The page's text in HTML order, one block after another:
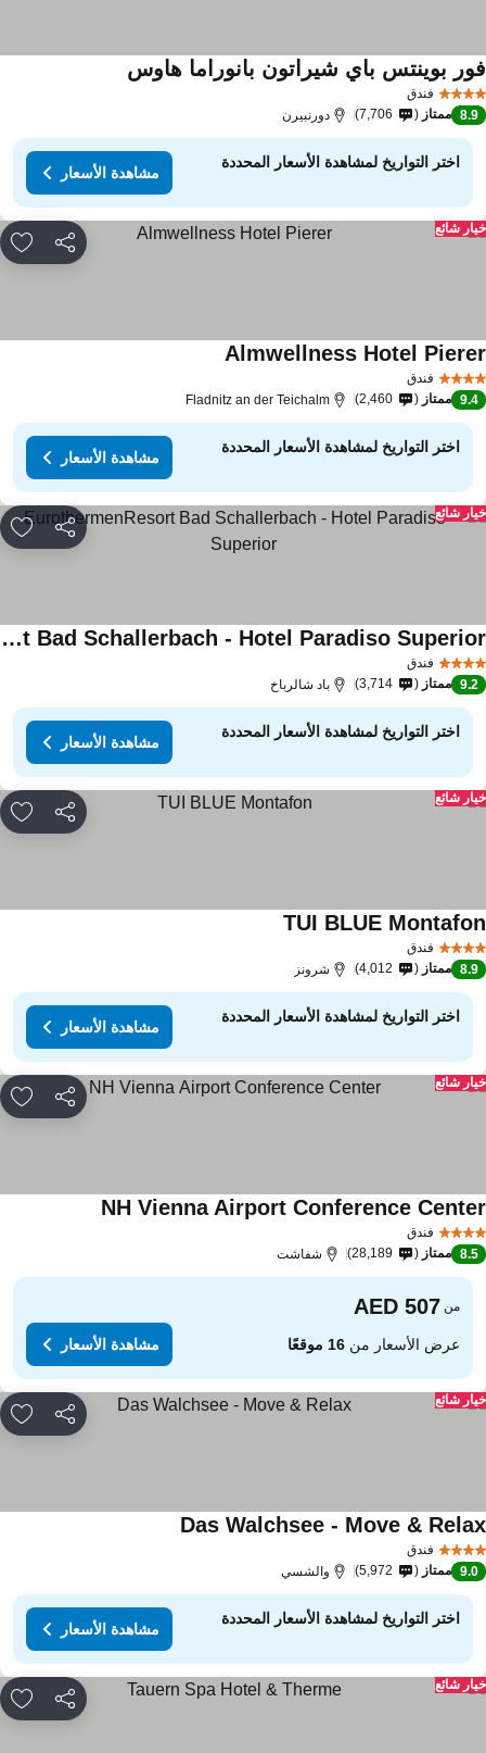
فندق
بوينتس باي شيراتون بانوراما هاوسمشاهدة الأسعار
8.9 ممتاز 7,706 دورنبيرن
اختر التواريخ لمشاهدة الأسعار المحددة
مشاهدة الأسعار
مشاركة
شائع
فندق
Almwellness Hotel مشاهدة الأسعار
9.4 ممتاز 2,460
Fladnitz an der Teichalm
اختر التواريخ لمشاهدة الأسعار المحددة
مشاهدة الأسعار
مشاركة
شائع
فندق
EurothermenResort Bad Schallerbach - Hotel Paradiso Superior
الأسعار
9.2 ممتاز 3,714 باد شالرباخ
اختر التواريخ لمشاهدة الأسعار المحددة
مشاهدة الأسعار
مشاركة
شائع
فندق
TUI BLUEمشاهدة الأسعار
8.9 ممتاز 4,012 شرونز
اختر التواريخ لمشاهدة الأسعار المحددة
مشاهدة الأسعار
مشاركة
شائع
فندق
NH Vienna Airport Conferenceمشاهدة الأسعار
8.5 ممتاز 28,189 شفاشت
من
عرض الأسعار من16 موقعًا مشاهدة الأسعار
مشاركة
شائع
فندق
Das Walchsee - Move &مشاهدة الأسعار
9.0 ممتاز 5,972 والشسي
اختر التواريخ لمشاهدة الأسعار المحددة
مشاهدة الأسعار
مشاركة
شائع